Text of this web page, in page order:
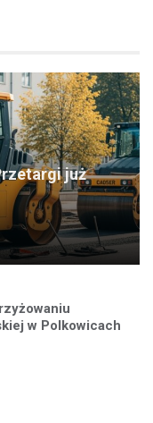
już
w Polkowicach